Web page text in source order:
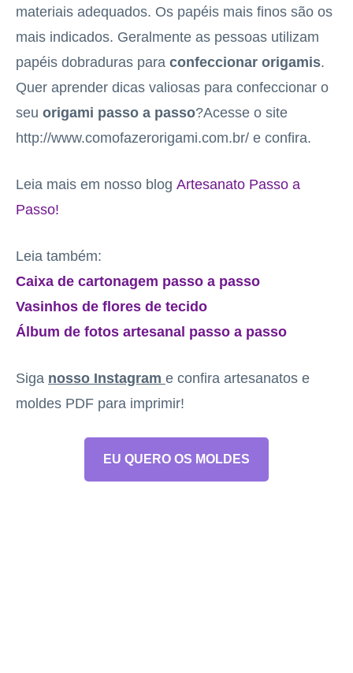
materiais adequados. Os papéis mais finos são os
mais indicados. Geralmente as pessoas utilizam
papéis dobraduras para confeccionar origamis.
Quer aprender dicas valiosas para confeccionar o
seu origami passo a passo?Acesse o site
http://www.comofazerorigami.com.br/ e confira.
Leia mais em nosso blog Artesanato Passo a
Passo!
Leia também:
Caixa de cartonagem passo a passo
Vasinhos de flores de tecido
Álbum de fotos artesanal passo a passo
Siga nosso Instagram e confira artesanatos e
moldes PDF para imprimir!
EU QUERO OS MOLDES